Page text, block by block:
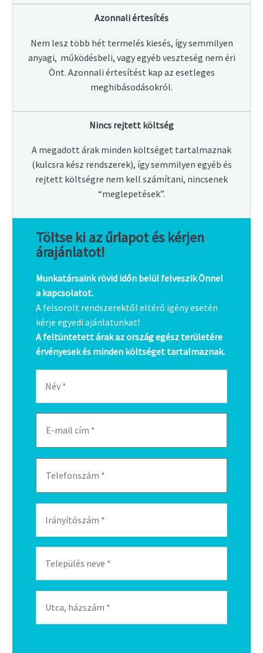
Azonnali értesítés
Nem lesz több hét termelés kiesés, így semmilyen
anyagi, működésbeli, vagy egyéb veszteség nem éri
Önt. Azonnali értesítést kap az esetleges
meghibásodásokról.
Nincs rejtett költség
A megadott árak minden költséget tartalmaznak
(kulcsra kész rendszerek), így semmilyen egyéb és
rejtett költségre nem kell számítani, nincsenek
“meglepetések”.
Töltse ki az űrlapot és kérjen
árajánlatot!
Munkatársaink rövid időn belül felveszik Önnel
a kapcsolatot.
A felsorolt rendszerektől eltérő igény esetén
kérje egyedi ajánlatunkat!
A feltüntetett árak az ország egész területére
érvényesek és minden költséget tartalmaznak.